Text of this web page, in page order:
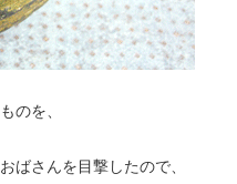
のを、
ばさんを目撃したので、